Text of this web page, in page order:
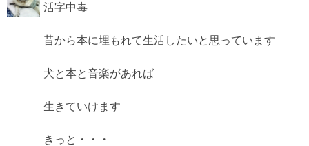
活字中毒
昔から本に埋もれて生活したいと思っています
犬と本と音楽があれば
生きていけます
きっと・・・